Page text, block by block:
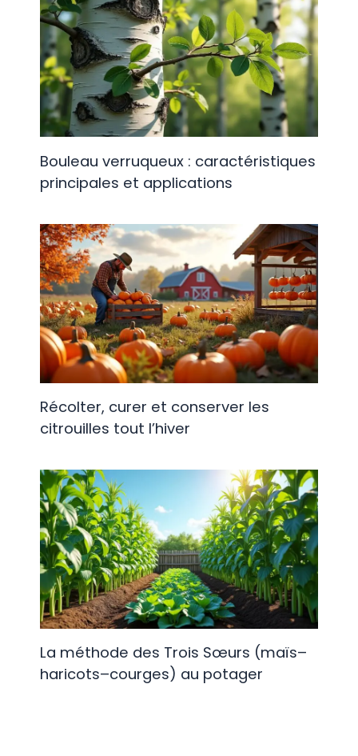
Bouleau verruqueux : caractéristiques
principales et applications
Récolter, curer et conserver les
citrouilles tout l’hiver
La méthode des Trois Sœurs (maïs–
haricots–courges) au potager